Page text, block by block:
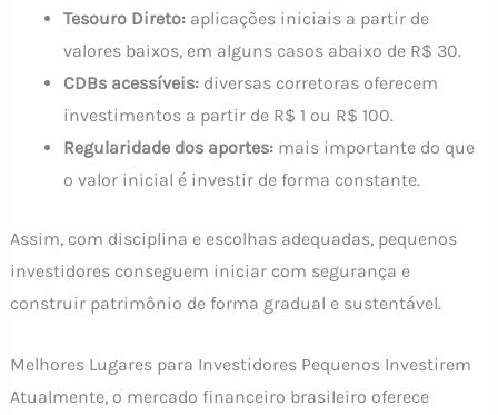
Tesouro Direto:aplicações iniciais a partir de
valores baixos, em alguns casos abaixo de R$ 30.
CDBs acessíveis:diversas corretoras oferecem
investimentos a partir de R$ 1 ou R$ 100.
Regularidade dos aportes:mais importante do que
o valor inicial é investir de forma constante.
Assim, com disciplina e escolhas adequadas, pequenos
investidores conseguem iniciar com segurança e
construir patrimônio de forma gradual e sustentável.
Melhores Lugares para Investidores Pequenos Investirem
Atualmente, o mercado financeiro brasileiro oferece